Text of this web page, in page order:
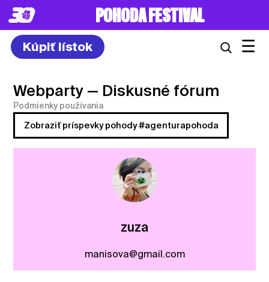
POHODA FESTIVAL
Kúpiť lístok ☰
Webparty — Diskusné fórum
Podmienky používania
Zobraziť príspevky pohody #agenturapohoda
zuza
manisova@gmail.com